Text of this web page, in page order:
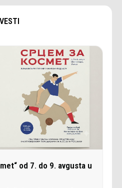
od 7. do 9. avgusta u